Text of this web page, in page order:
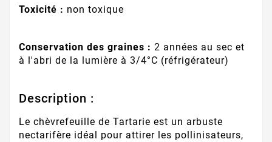
Toxicité : non toxique
Conservation des graines : 2 années au sec et
à l'abri de la lumière à 3/4°C (réfrigérateur)
Description :
Le chèvrefeuille de Tartarie est un arbuste
nectarifère idéal pour attirer les pollinisateurs,